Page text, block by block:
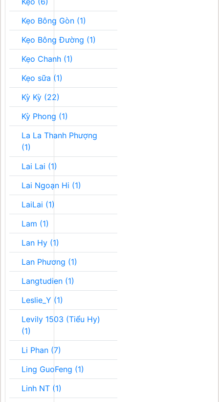
Kẹo Bông Gòn (1)
Kẹo Bông Đường (1)
Kẹo Chanh (1)
Kẹo sữa (1)
Kỳ Kỳ (22)
Kỳ Phong (1)
La La Thanh Phượng
(1)
Lai Lai (1)
Lai Ngoạn Hi (1)
LaiLai (1)
Lam (1)
Lan Hy (1)
Lan Phương (1)
Langtudien (1)
Leslie_Y (1)
Levily 1503 (Tiểu Hy)
(1)
Li Phan (7)
Ling GuoFeng (1)
Linh NT (1)